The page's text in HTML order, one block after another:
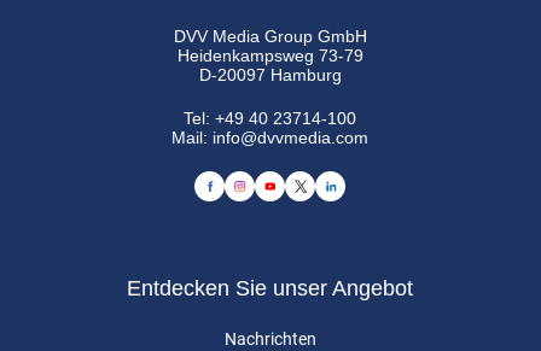
DVV Media Group GmbH
Heidenkampsweg 73-79
D-20097 Hamburg
Tel:+49 40 23714-100
Mail: info@dvvmedia.com
Entdecken Sie unser Angebot
Nachrichten